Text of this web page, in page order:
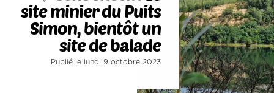
site minier du Puits
Simon, bientôt un
site de balade
Publié le lundi 9 octobre 2023